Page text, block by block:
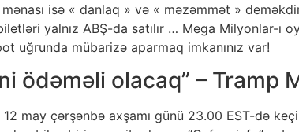
isə « danlaq » və « məzəmmət »
yalnız ABŞ-da satılır … Mega Milyonlar-ı
uğrunda mübarizə aparmaq imkanınız var!
ödəməli olacaq” – Tramp
12 may çərşənbə axşamı günü 23.00 EST-də